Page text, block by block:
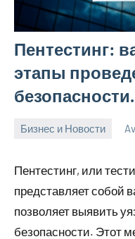
Пентестинг:
этапы
безопасности.
Бизнес и Новости
2024
Пентестинг, или
представляет собой
позволяет выявить
безопасности. Этот